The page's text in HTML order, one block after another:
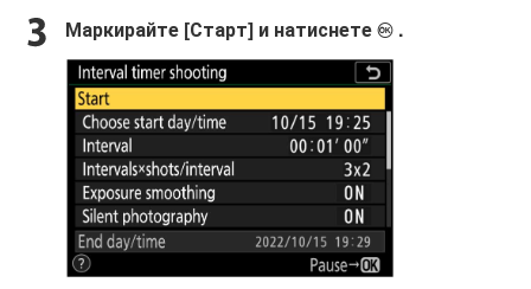
Маркирайте [Старт] и натиснете J .